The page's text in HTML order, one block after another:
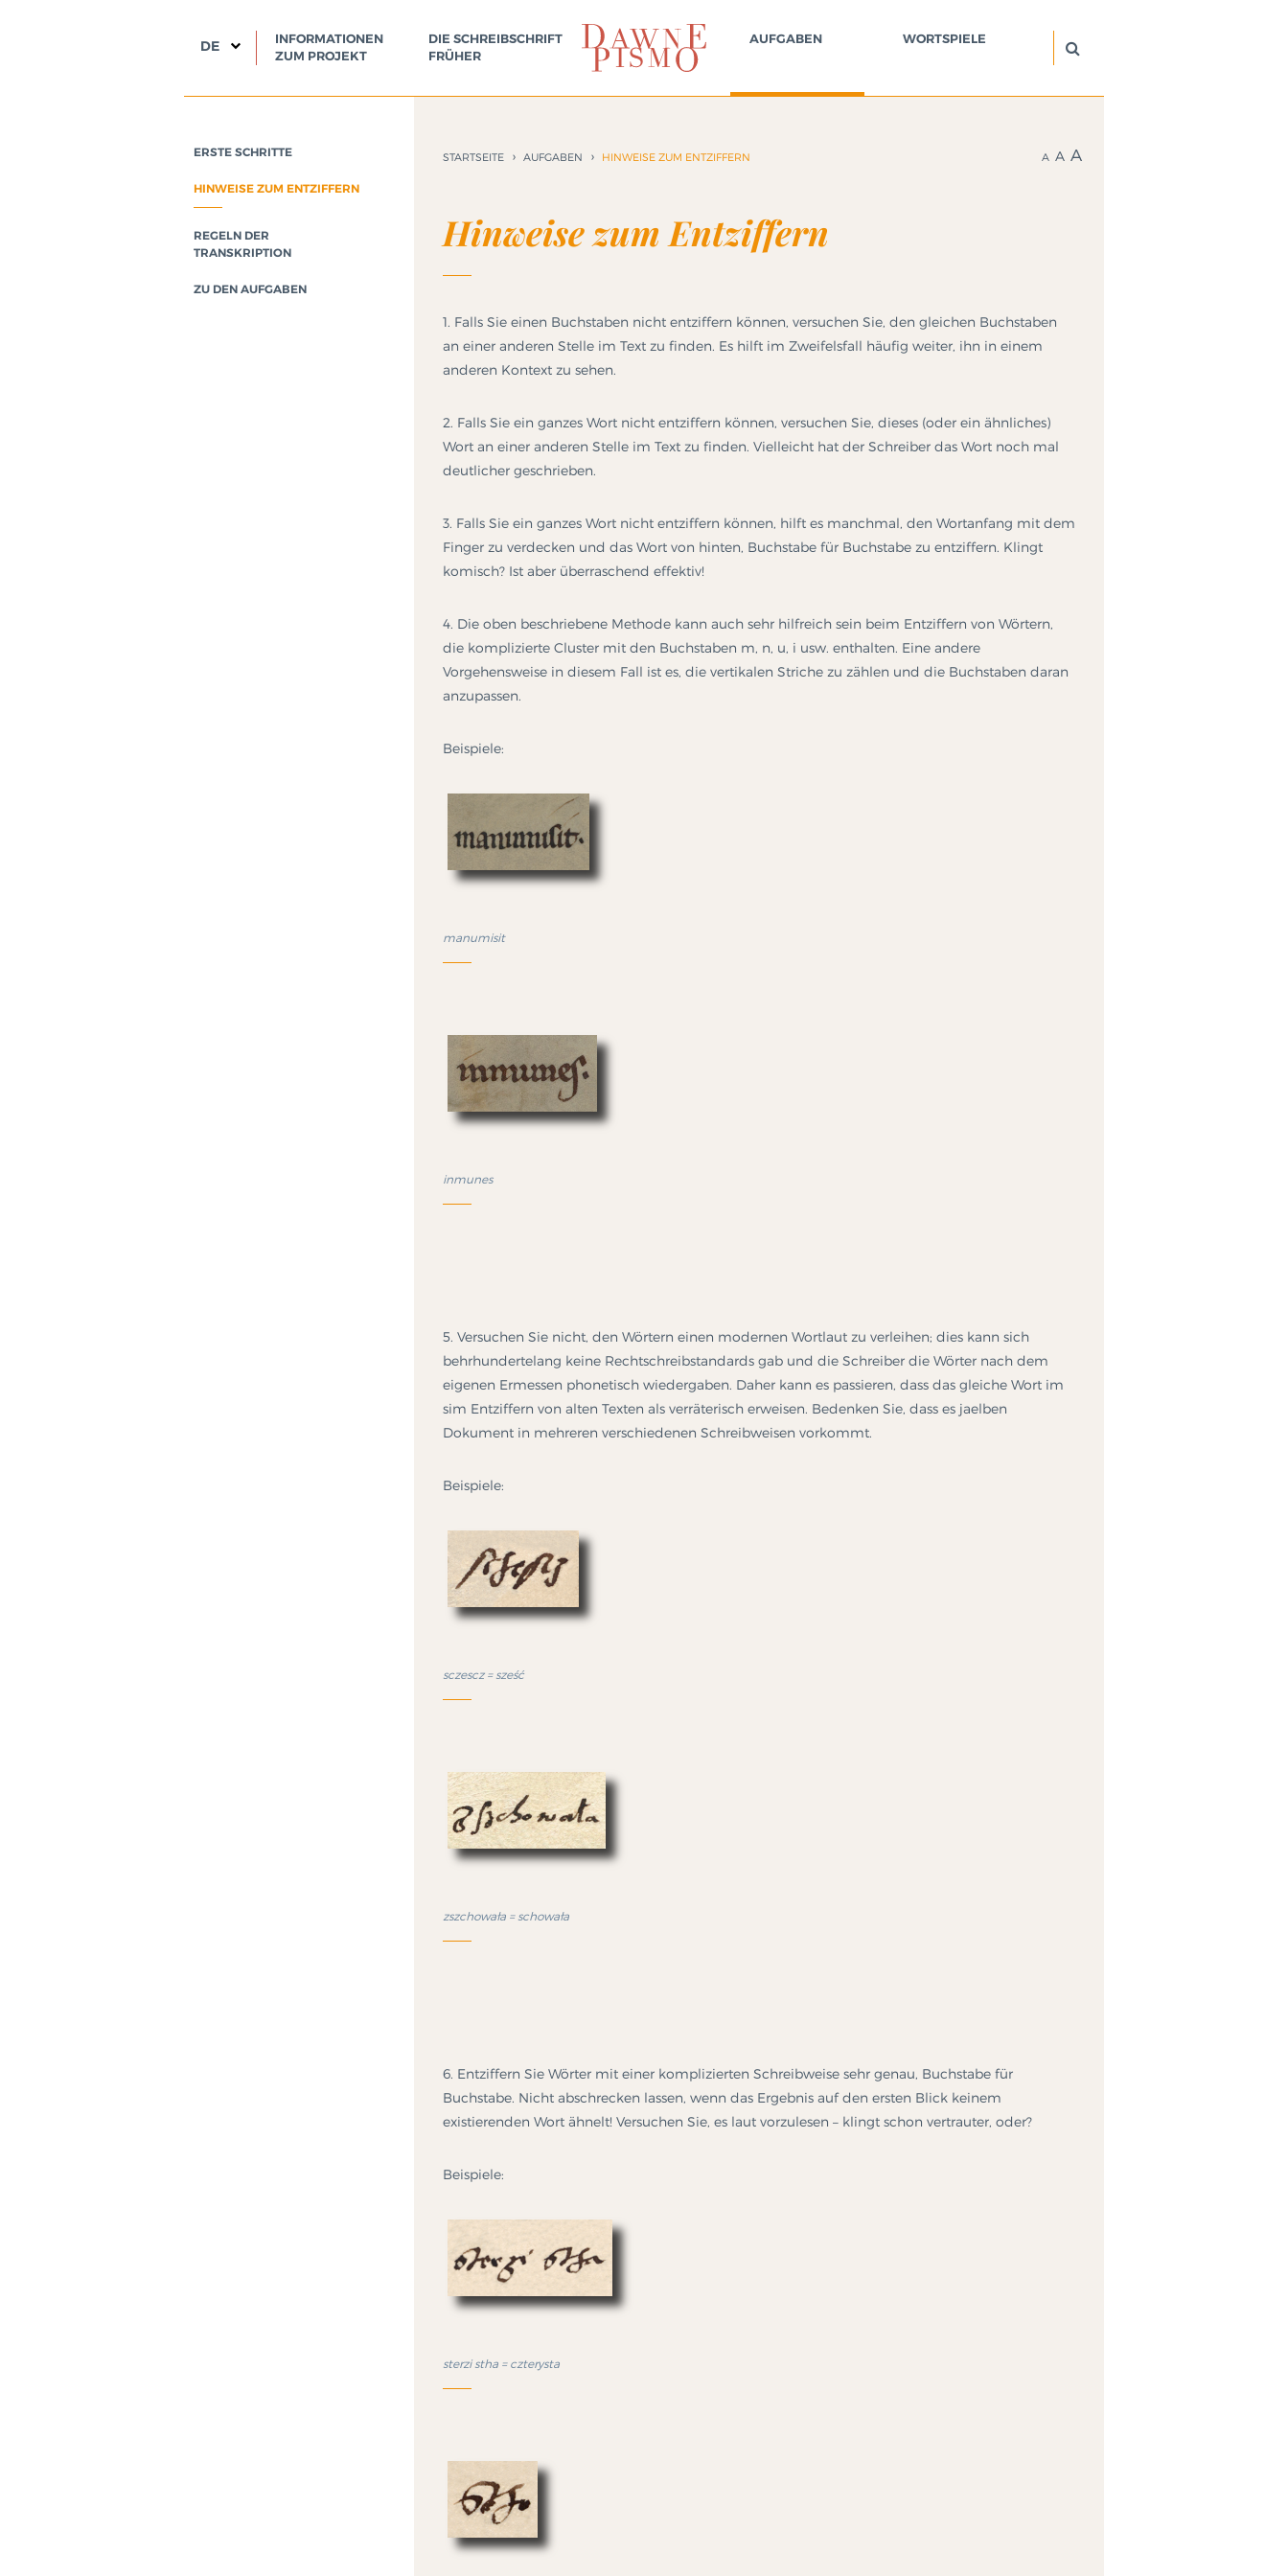
DE
INFORMATIONEN
ZUM PROJEKT
DIE SCHREIBSCHRIFT
FRÜHER
AUFGABEN WORTSPIELE
ERSTE SCHRITTE
HINWEISE ZUM ENTZIFFERN
REGELN DER
TRANSKRIPTION
ZU DEN AUFGABEN
A A A
STARTSEITE AUFGABEN HINWEISE ZUM ENTZIFFERN
Hinweise zum Entziffern
1. Falls Sie einen Buchstaben nicht entziffern können, versuchen Sie, den gleichen Buchstaben
an einer anderen Stelle im Text zu finden. Es hilft im Zweifelsfall häufig weiter, ihn in einem
anderen Kontext zu sehen.
2. Falls Sie ein ganzes Wort nicht entziffern können, versuchen Sie, dieses (oder ein ähnliches)
Wort an einer anderen Stelle im Text zu finden. Vielleicht hat der Schreiber das Wort noch mal
deutlicher geschrieben.
3. Falls Sie ein ganzes Wort nicht entziffern können, hilft es manchmal, den Wortanfang mit dem
Finger zu verdecken und das Wort von hinten, Buchstabe für Buchstabe zu entziffern. Klingt
komisch? Ist aber überraschend effektiv!
4. Die oben beschriebene Methode kann auch sehr hilfreich sein beim Entziffern von Wörtern,
die komplizierte Cluster mit den Buchstaben m, n, u, i usw. enthalten. Eine andere
Vorgehensweise in diesem Fall ist es, die vertikalen Striche zu zählen und die Buchstaben daran
anzupassen.
Beispiele:
manumisit
inmunes
5. Versuchen Sie nicht, den Wörtern einen modernen Wortlaut zu verleihen; dies kann sich
behrhundertelang keine Rechtschreibstandards gab und die Schreiber die Wörter nach dem
eigenen Ermessen phonetisch wiedergaben. Daher kann es passieren, dass das gleiche Wort im
sim Entziffern von alten Texten als verräterisch erweisen. Bedenken Sie, dass es jaelben
Dokument in mehreren verschiedenen Schreibweisen vorkommt.
Beispiele:
sczescz = sześć
zszchowała = schowała
6. Entziffern Sie Wörter mit einer komplizierten Schreibweise sehr genau, Buchstabe für
Buchstabe. Nicht abschrecken lassen, wenn das Ergebnis auf den ersten Blick keinem
existierenden Wort ähnelt! Versuchen Sie, es laut vorzulesen – klingt schon vertrauter, oder?
Beispiele:
sterzi stha = czterysta